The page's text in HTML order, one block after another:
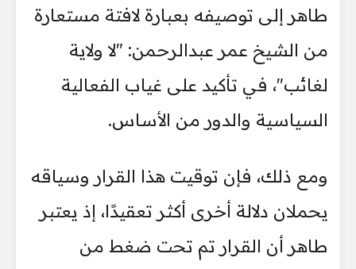
طاهر إلى توصيفه بعبارة لافتة مستعارة
من الشيخ عمر عبدالرحمن: "لا ولاية
لغائب"، في تأكيد على غياب الفعالية
السياسية والدور من الأساس.
ومع ذلك، فإن توقيت هذا القرار وسياقه
يحملان دلالة أخرى أكثر تعقيدًا، إذ يعتبر
طاهر أن القرار تم تحت ضغط من